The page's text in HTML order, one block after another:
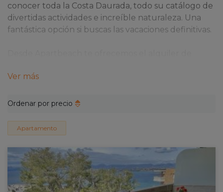
conocer toda la Costa Daurada, todo su catálogo de
divertidas actividades e increíble naturaleza. Una
fantástica opción si buscas las vacaciones definitivas.
ajuste a tus preferencias y necesidades. Ya sean días,
perfecto para ti y que te haga repetir la experiencia
¿Qué tener en cuenta al alquilar un
apartamento turístico?
Y es que es fundamental que tengas en cuenta 5
elementos clave para el alquiler de un alojamiento
turístico en la Costa Daurada. Es por ello que te
Ver más
Ordenar por precio
Apartamento